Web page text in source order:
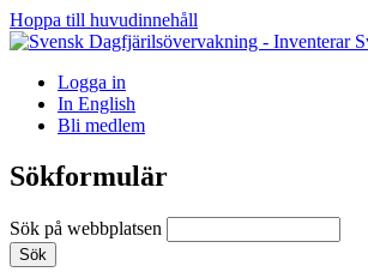
Hoppa till huvudinnehåll
Logga in
In English
Bli medlem
Sökformulär
Sök på webbplatsen